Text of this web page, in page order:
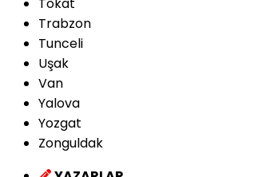
Trabzon
Tunceli
Uşak
Van
Yalova
Yozgat
Zonguldak